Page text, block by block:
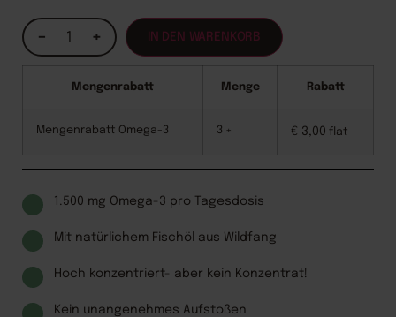
− + IN DEN WARENKORB
Alternative:
Mengenrabatt Menge Rabatt
Mengenrabatt Omega-3 3 + € 3,00 flat
1.500 mg Omega-3 pro Tagesdosis
Mit natürlichem Fischöl aus Wildfang
Hoch konzentriert- aber kein Konzentrat!
Kein unangenehmes Aufstoßen